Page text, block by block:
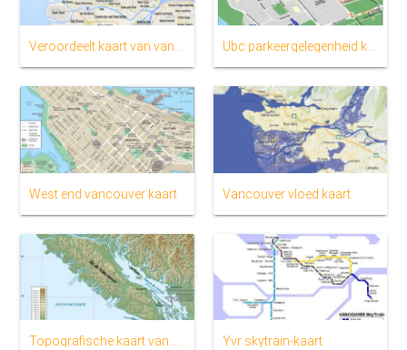
Ubc parkeergelegenheid kaart
West end vancouver kaart Vancouver vloed kaart
Topografische kaart van het eiland van vancouver Yvr skytrain-kaart